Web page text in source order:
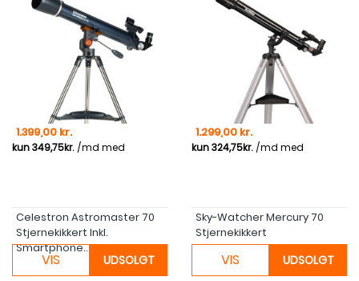
Pris
1.399,00 kr.
Celestron Astromaster 70
Stjernekikkert Inkl.
Smartphone...
VIS UDSOLGT
Pris
1.299,00 kr.
Sky-Watcher Mercury 70
Stjernekikkert
VIS UDSOLGT